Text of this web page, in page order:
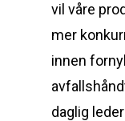
vil våre
mer
innen
daglig